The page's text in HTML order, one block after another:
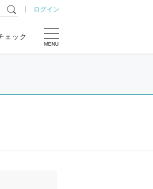
ログイン
MENU
ェック